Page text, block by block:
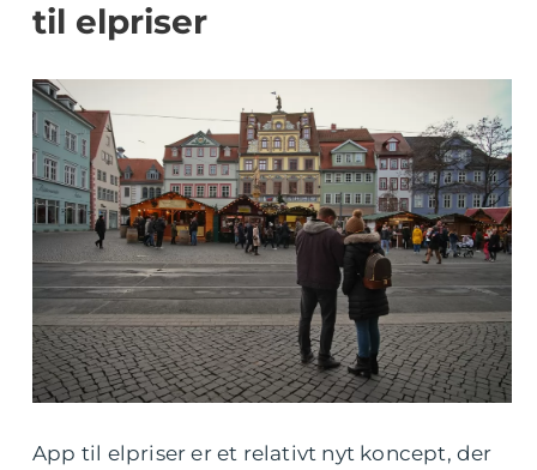
til elpriser
App til elpriser er et relativt nyt koncept, der